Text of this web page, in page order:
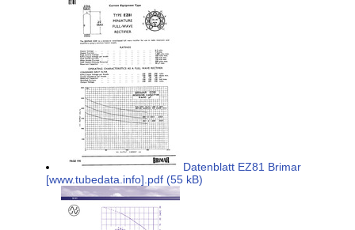
Datenblatt EZ81 Brimar
[www.tubedata.info].pdf (55 kB)